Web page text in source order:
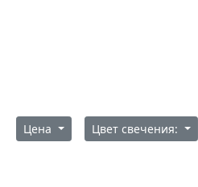
Цена Цвет свечения: